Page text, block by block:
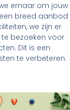
ernaar om jouw
breed aanbod
we zijn er
te bezoeken voor
Dit is een
te verbeteren.